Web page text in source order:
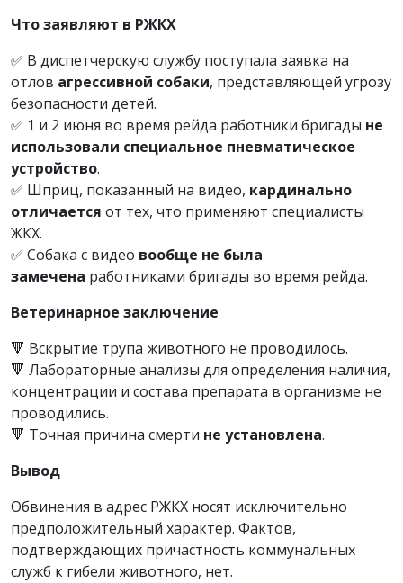
Что заявляют в РЖКХ
✅ В диспетчерскую службу поступала заявка на
отлов агрессивной собаки, представляющей угрозу
безопасности детей.
✅ 1 и 2 июня во время рейда работники бригады не
использовали специальное пневматическое
устройство.
✅ Шприц, показанный на видео, кардинально
отличается от тех, что применяют специалисты
ЖКХ.
✅ Собака с видео вообще не была
замечена работниками бригады во время рейда.
Ветеринарное заключение
🔻 Вскрытие трупа животного не проводилось.
🔻 Лабораторные анализы для определения наличия,
концентрации и состава препарата в организме не
проводились.
🔻 Точная причина смерти не установлена.
Вывод
Обвинения в адрес РЖКХ носят исключительно
предположительный характер. Фактов,
подтверждающих причастность коммунальных
служб к гибели животного, нет.